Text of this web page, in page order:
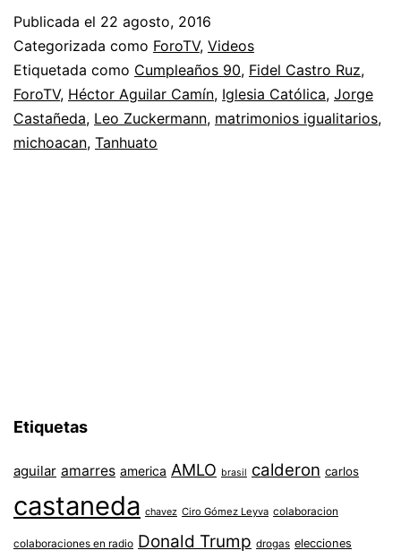
Publicada el 22 agosto, 2016
Categorizada como ForoTV, Videos
Etiquetada como Cumpleaños 90, Fidel Castro Ruz,
ForoTV, Héctor Aguilar Camín, Iglesia Católica, Jorge
Castañeda, Leo Zuckermann, matrimonios igualitarios,
michoacan, Tanhuato
Etiquetas
aguilar amarres america AMLO brasil calderon carlos
castaneda chavez Ciro Gómez Leyva colaboracion
colaboraciones en radio Donald Trump drogas elecciones